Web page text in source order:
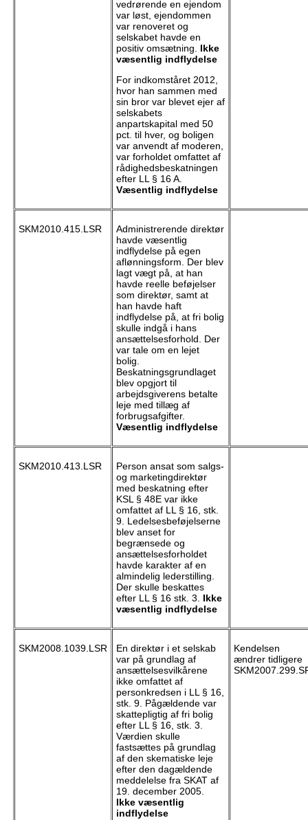
vedrørende en ejendom
var løst, ejendommen
var renoveret og
selskabet havde en
positiv omsætning. Ikke
væsentlig indflydelse
For indkomståret 2012,
hvor han sammen med
sin bror var blevet ejer af
selskabets
anpartskapital med 50
pct. til hver, og boligen
var anvendt af moderen,
var forholdet omfattet af
rådighedsbeskatningen
efter LL § 16 A.
Væsentlig indflydelse
SKM2010.415.LSR
Administrerende direktør
havde væsentlig
indflydelse på egen
aflønningsform. Der blev
lagt vægt på, at han
havde reelle beføjelser
som direktør, samt at
han havde haft
indflydelse på, at fri bolig
skulle indgå i hans
ansættelsesforhold. Der
var tale om en lejet
bolig.
Beskatningsgrundlaget
blev opgjort til
arbejdsgiverens betalte
leje med tillæg af
forbrugsafgifter.
Væsentlig indflydelse
SKM2010.413.LSR
Person ansat som salgs-
og marketingdirektør
med beskatning efter
KSL § 48E var ikke
omfattet af LL § 16, stk.
9. Ledelsesbeføjelserne
blev anset for
begrænsede og
ansættelsesforholdet
havde karakter af en
almindelig lederstilling.
Der skulle beskattes
efter LL § 16 stk. 3. Ikke
væsentlig indflydelse
SKM2008.1039.LSR
En direktør i et selskab
var på grundlag af
ansættelsesvilkårene
ikke omfattet af
personkredsen i LL § 16,
stk. 9. Pågældende var
skattepligtig af fri bolig
efter LL § 16, stk. 3.
Værdien skulle
fastsættes på grundlag
af den skematiske leje
efter den dagældende
meddelelse fra SKAT af
19. december 2005.
Ikke væsentlig
indflydelse
Kendelsen
ændrer tidligere